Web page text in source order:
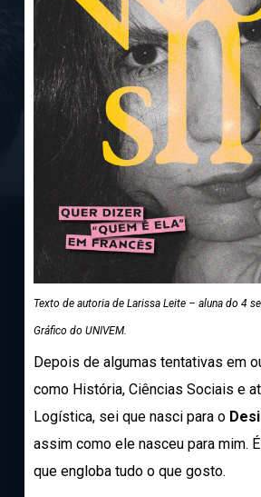
Texto de autoria de Larissa Leite – aluna do 4
Gráfico do UNIVEM.
Depois de algumas tentativas em
como História, Ciências Sociais e
Logística, sei que nasci para o
assim como ele nasceu para mim.
que engloba tudo o que gosto.